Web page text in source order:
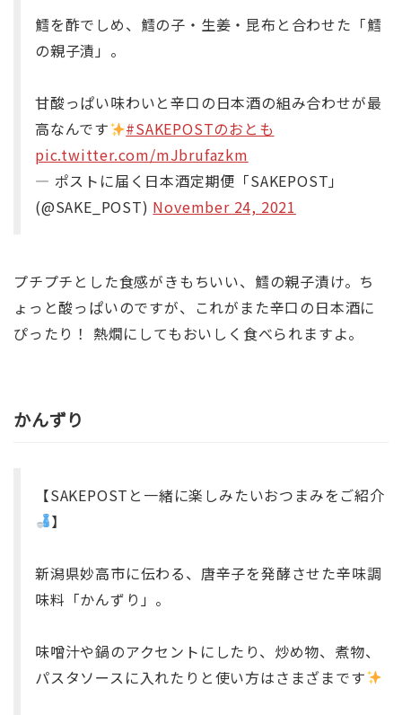
鱈を酢でしめ、鱈の子・生姜・昆布と合わせた「鱈
の親子漬」。
甘酸っぱい味わいと辛口の日本酒の組み合わせが最
高なんです
#SAKEPOSTのおとも
pic.twitter.com/mJbrufazkm
— ポストに届く日本酒定期便「SAKEPOST」
(@SAKE_POST) November 24, 2021
プチプチとした食感がきもちいい、鱈の親子漬け。ち
ょっと酸っぱいのですが、これがまた辛口の日本酒に
ぴったり！ 熱燗にしてもおいしく食べられますよ。
かんずり
【SAKEPOSTと一緒に楽しみたいおつまみをご紹介
】
新潟県妙高市に伝わる、唐辛子を発酵させた辛味調
味料「かんずり」。
味噌汁や鍋のアクセントにしたり、炒め物、煮物、
パスタソースに入れたりと使い方はさまざまです